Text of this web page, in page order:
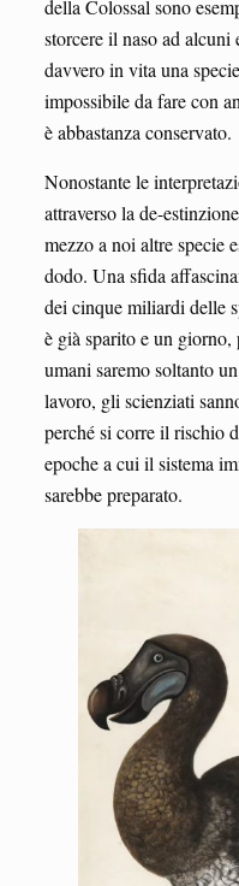
della Colossal sono
storcere il naso ad
davvero in vita una
impossibile da fare con
è abbastanza conservato.
Nonostante le
attraverso la de-
mezzo a noi altre specie
dodo. Una sfida
dei cinque miliardi delle
è già sparito e un giorno,
umani saremo soltanto
lavoro, gli scienziati
perché si corre il rischio
epoche a cui il sistema
sarebbe preparato.